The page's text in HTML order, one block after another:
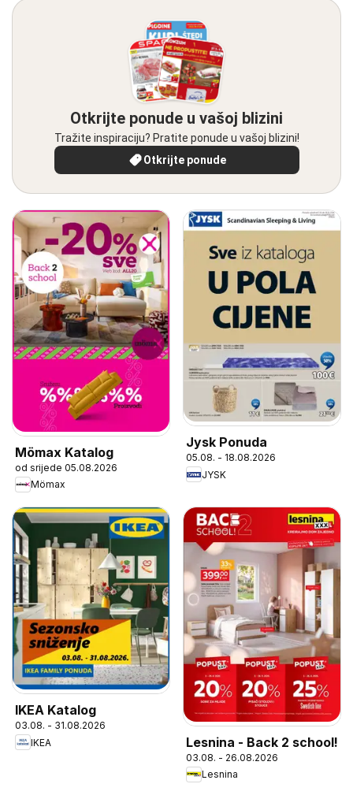
Otkrijte ponude u vašoj blizini
Tražite inspiraciju? Pratite ponude u vašoj blizini!
Otkrijte ponude
Mömax Katalog
od srijede 05.08.2026
Mömax
Jysk Ponuda
05.08. - 18.08.2026
JYSK
IKEA Katalog
03.08. - 31.08.2026
IKEA
Lesnina - Back 2 school!
03.08. - 26.08.2026
Lesnina